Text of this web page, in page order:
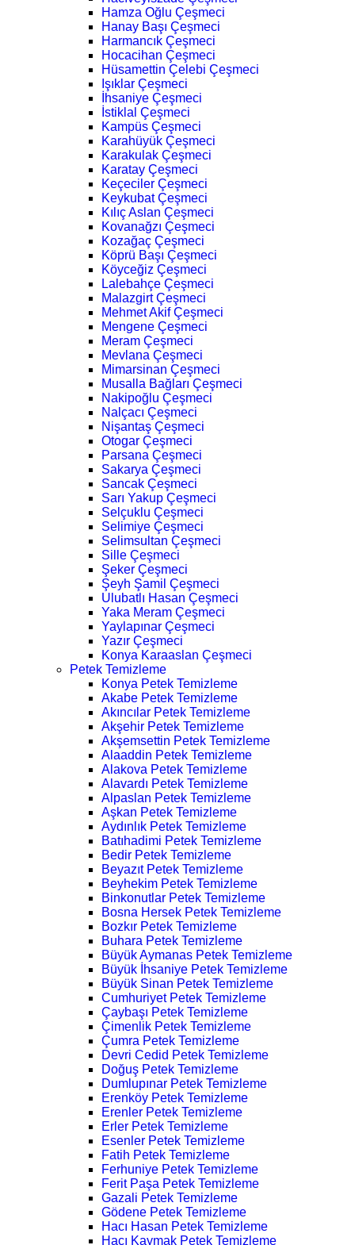
Hamza Oğlu Çeşmeci
Hanay Başı Çeşmeci
Harmancık Çeşmeci
Hocacihan Çeşmeci
Hüsamettin Çelebi Çeşmeci
Işıklar Çeşmeci
İhsaniye Çeşmeci
İstiklal Çeşmeci
Kampüs Çeşmeci
Karahüyük Çeşmeci
Karakulak Çeşmeci
Karatay Çeşmeci
Keçeciler Çeşmeci
Keykubat Çeşmeci
Kılıç Aslan Çeşmeci
Kovanağzı Çeşmeci
Kozağaç Çeşmeci
Köprü Başı Çeşmeci
Köyceğiz Çeşmeci
Lalebahçe Çeşmeci
Malazgirt Çeşmeci
Mehmet Akif Çeşmeci
Mengene Çeşmeci
Meram Çeşmeci
Mevlana Çeşmeci
Mimarsinan Çeşmeci
Musalla Bağları Çeşmeci
Nakipoğlu Çeşmeci
Nalçacı Çeşmeci
Nişantaş Çeşmeci
Otogar Çeşmeci
Parsana Çeşmeci
Sakarya Çeşmeci
Sancak Çeşmeci
Sarı Yakup Çeşmeci
Selçuklu Çeşmeci
Selimiye Çeşmeci
Selimsultan Çeşmeci
Sille Çeşmeci
Şeker Çeşmeci
Şeyh Şamil Çeşmeci
Ulubatlı Hasan Çeşmeci
Yaka Meram Çeşmeci
Yaylapınar Çeşmeci
Yazır Çeşmeci
Konya Karaaslan Çeşmeci
Petek Temizleme
Konya Petek Temizleme
Akabe Petek Temizleme
Akıncılar Petek Temizleme
Akşehir Petek Temizleme
Akşemsettin Petek Temizleme
Alaaddin Petek Temizleme
Alakova Petek Temizleme
Alavardı Petek Temizleme
Alpaslan Petek Temizleme
Aşkan Petek Temizleme
Aydınlık Petek Temizleme
Batıhadimi Petek Temizleme
Bedir Petek Temizleme
Beyazıt Petek Temizleme
Beyhekim Petek Temizleme
Binkonutlar Petek Temizleme
Bosna Hersek Petek Temizleme
Bozkır Petek Temizleme
Buhara Petek Temizleme
Büyük Aymanas Petek Temizleme
Büyük İhsaniye Petek Temizleme
Büyük Sinan Petek Temizleme
Cumhuriyet Petek Temizleme
Çaybaşı Petek Temizleme
Çimenlik Petek Temizleme
Çumra Petek Temizleme
Devri Cedid Petek Temizleme
Doğuş Petek Temizleme
Dumlupınar Petek Temizleme
Erenköy Petek Temizleme
Erenler Petek Temizleme
Erler Petek Temizleme
Esenler Petek Temizleme
Fatih Petek Temizleme
Ferhuniye Petek Temizleme
Ferit Paşa Petek Temizleme
Gazali Petek Temizleme
Gödene Petek Temizleme
Hacı Hasan Petek Temizleme
Hacı Kaymak Petek Temizleme